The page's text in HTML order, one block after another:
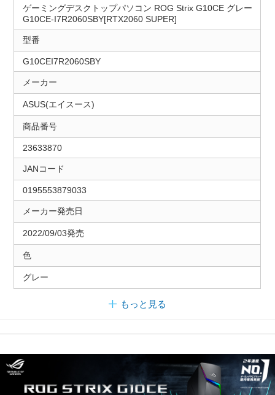
ゲーミングデスクトップパソコン ROG Strix G10CE グレー
G10CE-I7R2060SBY[RTX2060 SUPER]
型番
G10CEI7R2060SBY
メーカー
ASUS(エイスース)
商品番号
23633870
JANコード
0195553879033
メーカー発売日
2022/09/03発売
色
グレー
もっと見る